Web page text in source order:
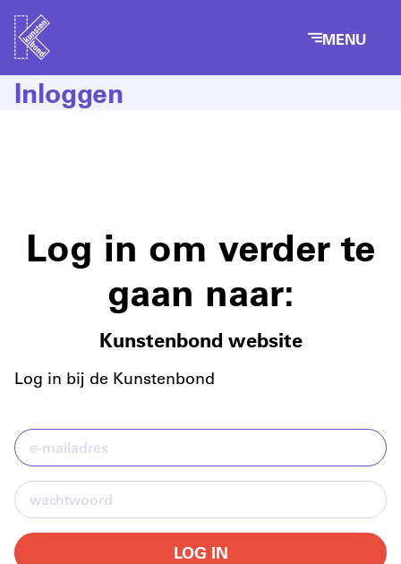
MENU
Inloggen
Log in om verder te
gaan naar:
Kunstenbond website
Log in bij de Kunstenbond
LOG IN